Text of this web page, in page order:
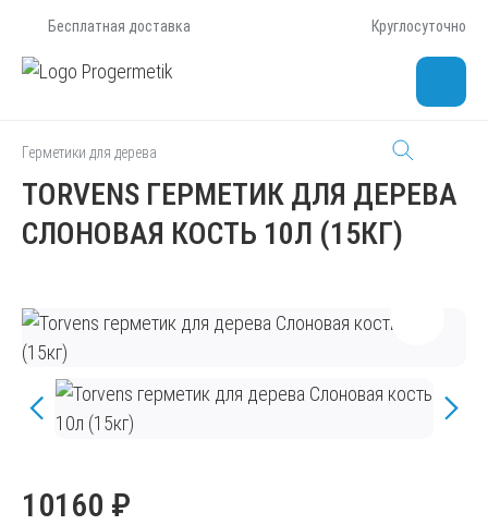
Бесплатная доставка Круглосуточно
Герметики для дерева
TORVENS ГЕРМЕТИК ДЛЯ ДЕРЕВА
СЛОНОВАЯ КОСТЬ 10Л (15КГ)
10160 ₽